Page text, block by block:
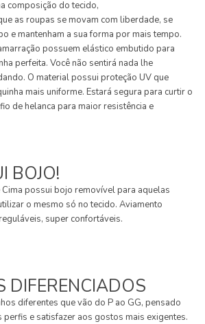
composição do tecido,
as roupas se movam com liberdade, se
e mantenham a sua forma por mais tempo.
possuem elástico embutido para
perfeita. Você não sentirá nada lhe
O material possui proteção UV que
mais uniforme. Estará segura para curtir o
de helanca para maior resistência e
BOJO!
possui bojo removível para aquelas
o mesmo só no tecido. Aviamento
super confortáveis.
DIFERENCIADOS
diferentes que vão do P ao GG, pensado
perfis e satisfazer aos gostos mais exigentes.